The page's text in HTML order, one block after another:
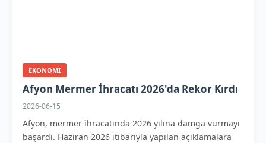
EKONOMI
Afyon Mermer İhracatı 2026'da Rekor Kırdı
2026-06-15
Afyon, mermer ihracatında 2026 yılına damga vurmayı
başardı. Haziran 2026 itibarıyla yapılan açıklamalara